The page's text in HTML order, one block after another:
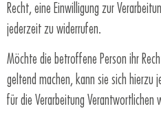
Recht, eine Einwilligung zur
jederzeit zu widerrufen.
Möchte die betroffene Person ihr
geltend machen, kann sie sich hierzu
für die Verarbeitung Verantwortlichen